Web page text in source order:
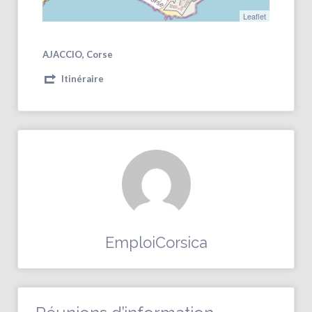
Leaflet
AJACCIO, Corse
Itinéraire
EmploiCorsica